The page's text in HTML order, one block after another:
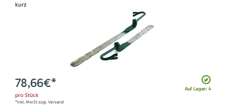
kurz
Auf Lager: 4
78,66€*
pro Stück
*inkl. MwSt zzgl. Versand